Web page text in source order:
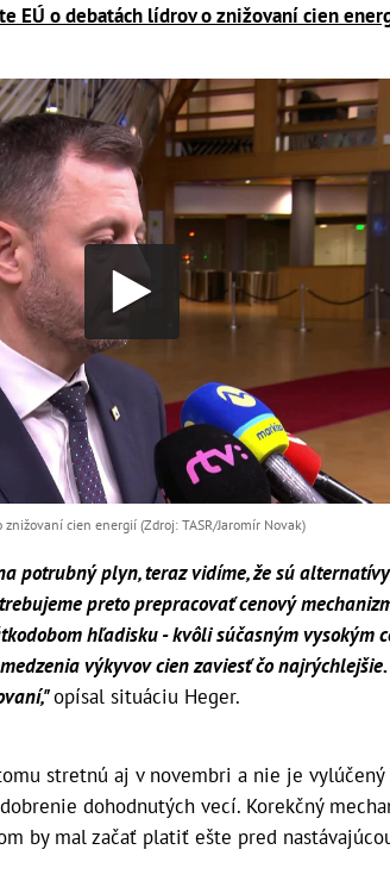
EÚ o debatách lídrov o znižovaní cien
cien energií (Zdroj: TASR/Jaromír Novak)
potrubný plyn, teraz vidíme, že sú
preto prepracovať cenový
hľadisku - kvôli súčasným vysokým
výkyvov cien zaviesť čo najrýchlejšie.
opísal situáciu Heger.
stretnú aj v novembri a nie je vylúčený
dohodnutých vecí. Korekčný
by mal začať platiť ešte pred